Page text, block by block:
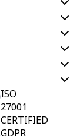
ISO
27001
CERTIFIED
GDPR